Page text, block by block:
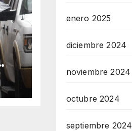
7
enero 2025
diciembre 2024
noviembre 2024
octubre 2024
septiembre 2024